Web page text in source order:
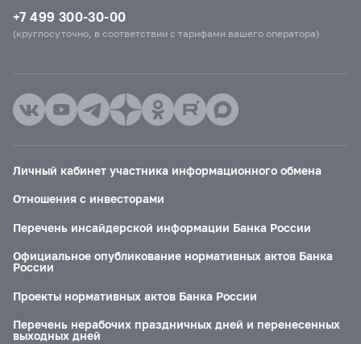
+7 499 300-30-00
(круглосуточно, в соответствии с тарифами вашего оператора)
Личный кабинет участника информационного обмена
Отношения с инвесторами
Перечень инсайдерской информации Банка России
Официальное опубликование нормативных актов Банка
России
Проекты нормативных актов Банка России
Перечень нерабочих праздничных дней и перенесенных
выходных дней